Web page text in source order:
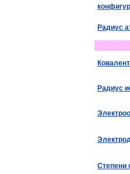
Радиус
Радиус
Степени